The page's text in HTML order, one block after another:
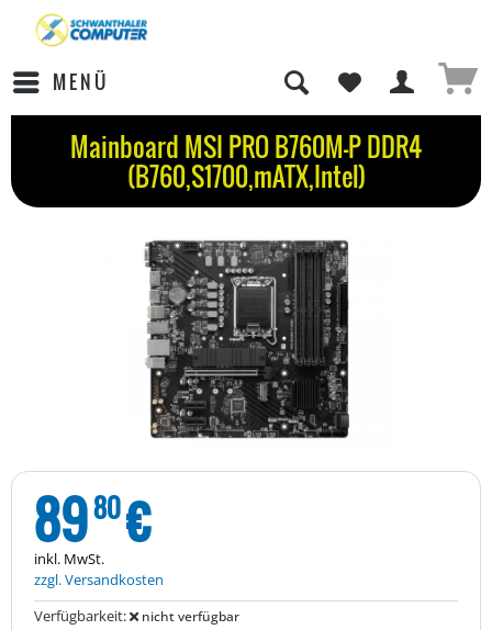
MENÜ
Mainboard MSI PRO B760M-P DDR4
(B760,S1700,mATX,Intel)
8980€
inkl. MwSt.
zzgl. Versandkosten
Verfügbarkeit:
nicht verfügbar